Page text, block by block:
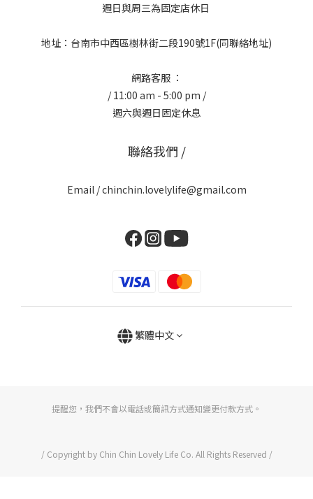
週日與周三為固定店休日
地址：台南市中西區樹林街二段190號1F(同聯絡地址)
網路客服 ：
/ 11:00 am - 5:00 pm /
週六與週日固定休息
聯絡我們 /
Email / chinchin.lovelylife@gmail.com
繁體中文
提醒您，我們不會以電話或簡訊方式通知變更付款方式。
/ Copyright by Chin Chin Lovely Life Co. All Rights Reserved /